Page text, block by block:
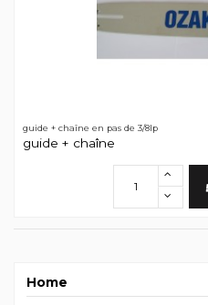
guide + chaîne en pas de 3/8lp
guide + chaîne
Home